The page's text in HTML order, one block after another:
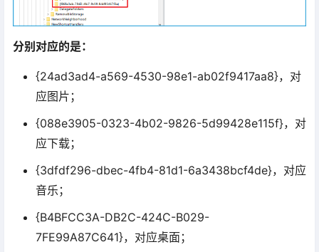
分别对应的是：
{24ad3ad4-a569-4530-98e1-ab02f9417aa8}，对
应图片；
{088e3905-0323-4b02-9826-5d99428e115f}，对
应下载；
{3dfdf296-dbec-4fb4-81d1-6a3438bcf4de}，对应
音乐；
{B4BFCC3A-DB2C-424C-B029-
7FE99A87C641}，对应桌面；